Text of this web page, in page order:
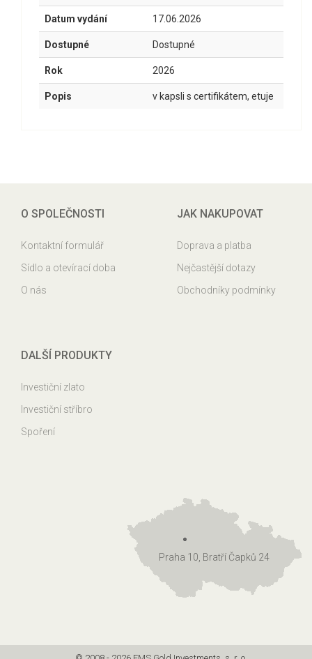
Datum vydání 17.06.2026
Dostupné Dostupné
Rok 2026
Popis v kapsli s certifikátem, etuje
O SPOLEČNOSTI
Kontaktní formulář
Sídlo a otevírací doba
O nás
JAK NAKUPOVAT
Doprava a platba
Nejčastější dotazy
Obchodníky podmínky
DALŠÍ PRODUKTY
Investiční zlato
Investiční stříbro
Spoření
Praha 10, Bratří Čapků 24